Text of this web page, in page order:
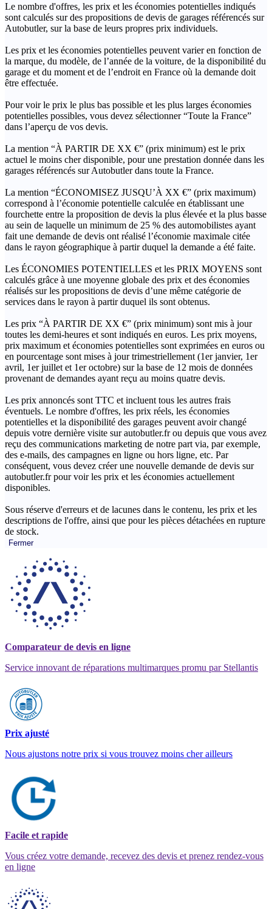
Le nombre d'offres, les prix et les économies potentielles indiqués
sont calculés sur des propositions de devis de garages référencés sur
Autobutler, sur la base de leurs propres prix individuels.
Les prix et les économies potentielles peuvent varier en fonction de
la marque, du modèle, de l’année de la voiture, de la disponibilité du
garage et du moment et de l’endroit en France où la demande doit
être effectuée.
Pour voir le prix le plus bas possible et les plus larges économies
potentielles possibles, vous devez sélectionner “Toute la France”
dans l’aperçu de vos devis.
La mention “À PARTIR DE XX €” (prix minimum) est le prix
actuel le moins cher disponible, pour une prestation donnée dans les
garages référencés sur Autobutler dans toute la France.
La mention “ÉCONOMISEZ JUSQU’À XX €” (prix maximum)
correspond à l’économie potentielle calculée en établissant une
fourchette entre la proposition de devis la plus élevée et la plus basse
au sein de laquelle un minimum de 25 % des automobilistes ayant
fait une demande de devis ont réalisé l’économie maximale citée
dans le rayon géographique à partir duquel la demande a été faite.
Les ÉCONOMIES POTENTIELLES et les PRIX MOYENS sont
calculés grâce à une moyenne globale des prix et des économies
réalisés sur les propositions de devis d’une même catégorie de
services dans le rayon à partir duquel ils sont obtenus.
Les prix “À PARTIR DE XX €” (prix minimum) sont mis à jour
toutes les demi-heures et sont indiqués en euros. Les prix moyens,
prix maximum et économies potentielles sont exprimées en euros ou
en pourcentage sont mises à jour trimestriellement (1er janvier, 1er
avril, 1er juillet et 1er octobre) sur la base de 12 mois de données
provenant de demandes ayant reçu au moins quatre devis.
Les prix annoncés sont TTC et incluent tous les autres frais
éventuels. Le nombre d'offres, les prix réels, les économies
potentielles et la disponibilité des garages peuvent avoir changé
depuis votre dernière visite sur autobutler.fr ou depuis que vous avez
reçu des communications marketing de notre part via, par exemple,
des e-mails, des campagnes en ligne ou hors ligne, etc. Par
conséquent, vous devez créer une nouvelle demande de devis sur
autobutler.fr pour voir les prix et les économies actuellement
disponibles.
Sous réserve d'erreurs et de lacunes dans le contenu, les prix et les
descriptions de l'offre, ainsi que pour les pièces détachées en rupture
de stock.
Fermer
Comparateur de devis en ligne
Service innovant de réparations multimarques promu par Stellantis
Prix ajusté
Nous ajustons notre prix si vous trouvez moins cher ailleurs
Facile et rapide
Vous créez votre demande, recevez des devis et prenez rendez-vous
en ligne